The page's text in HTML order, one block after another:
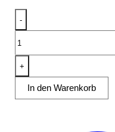
-
20L
Fettabscheider
21060001
+
In den Warenkorb